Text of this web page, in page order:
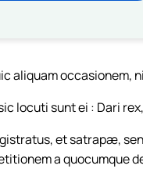
aliquam occasionem,
locuti sunt ei : Dari
et satrapæ,
a quocumque